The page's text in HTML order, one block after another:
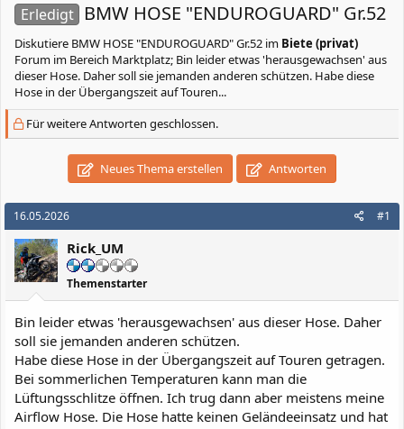
Erledigt BMW HOSE "ENDUROGUARD" Gr.52
Diskutiere BMW HOSE "ENDUROGUARD" Gr.52 im Biete (privat)
Forum im Bereich Marktplatz; Bin leider etwas 'herausgewachsen' aus
dieser Hose. Daher soll sie jemanden anderen schützen. Habe diese
Hose in der Übergangszeit auf Touren...
Für weitere Antworten geschlossen.
Neues Thema erstellen Antworten
16.05.2026 #1
Rick_UM
Themenstarter
Bin leider etwas 'herausgewachsen' aus dieser Hose. Daher
soll sie jemanden anderen schützen.
Habe diese Hose in der Übergangszeit auf Touren getragen.
Bei sommerlichen Temperaturen kann man die
Lüftungsschlitze öffnen. Ich trug dann aber meistens meine
Airflow Hose. Die Hose hatte keinen Geländeeinsatz und hat